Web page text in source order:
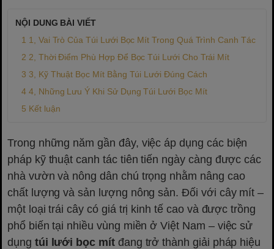
NỘI DUNG BÀI VIẾT
1, Vai Trò Của Túi Lưới Bọc Mít Trong Quá Trình Canh Tác
2, Thời Điểm Phù Hợp Để Bọc Túi Lưới Cho Trái Mít
3, Kỹ Thuật Bọc Mít Bằng Túi Lưới Đúng Cách
4, Những Lưu Ý Khi Sử Dụng Túi Lưới Bọc Mít
Kết luận
Trong những năm gần đây, việc áp dụng các biện
pháp kỹ thuật canh tác tiên tiến ngày càng được các
nhà vườn và nông dân chú trọng nhằm nâng cao
chất lượng và sản lượng nông sản. Đối với cây mít –
một loại trái cây có giá trị kinh tế cao và được trồng
phổ biến tại nhiều vùng miền ở Việt Nam – việc sử
dụng túi lưới bọc mítđang trở thành giải pháp hiệu